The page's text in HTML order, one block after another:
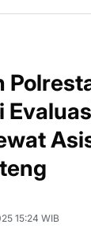
15:24 WIB